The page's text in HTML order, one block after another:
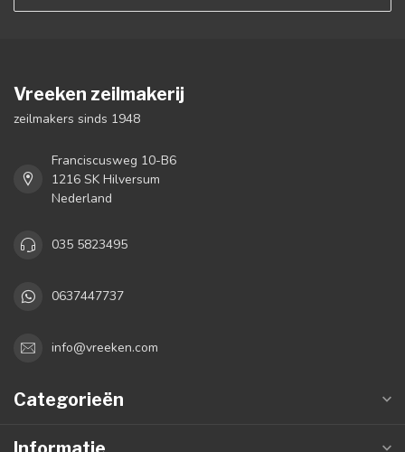
Vreeken zeilmakerij
zeilmakers sinds 1948
Franciscusweg 10-B6
1216 SK Hilversum
Nederland
035 5823495
0637447737
info@vreeken.com
Categorieën